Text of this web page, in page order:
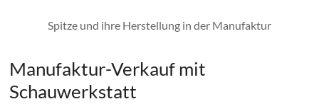
Spitze und ihre Herstellung in der Manufaktur
Manufaktur-Verkauf mit
Schauwerkstatt